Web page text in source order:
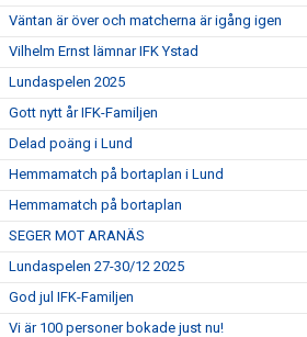
Väntan är över och matcherna är igång igen
Vilhelm Ernst lämnar IFK Ystad
Lundaspelen 2025
Gott nytt år IFK-Familjen
Delad poäng i Lund
Hemmamatch på bortaplan i Lund
Hemmamatch på bortaplan
SEGER MOT ARANÄS
Lundaspelen 27-30/12 2025
God jul IFK-Familjen
Vi är 100 personer bokade just nu!